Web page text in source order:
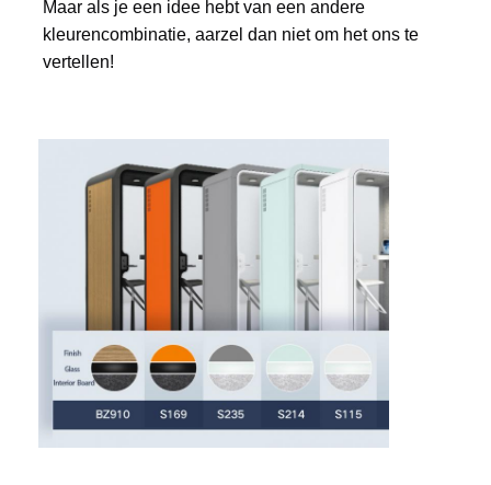
Maar als je een idee hebt van een andere
kleurencombinatie, aarzel dan niet om het ons te
vertellen!